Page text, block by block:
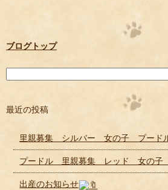
ブログトップ
最近の投稿
里親募集 シルバー 女の子 プー
プードル 里親募集 レッド 女の子
出産のお知らせ